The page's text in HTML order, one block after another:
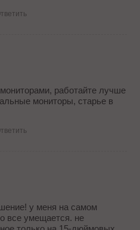
работайте лучше
мониторы, старье в
у меня на самом
все умещается. не